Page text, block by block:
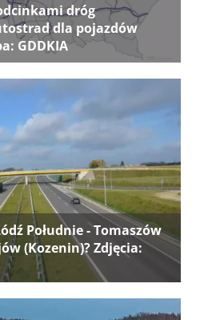
dróg
dla pojazdów
GDDKIA
Południe - Tomaszów
(Kozenin)? Zdjęcia: